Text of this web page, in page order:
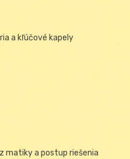
a kľúčové kapely
matiky a postup riešenia